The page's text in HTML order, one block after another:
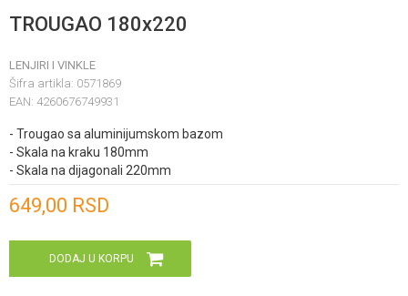
TROUGAO 180x220
LENJIRI I VINKLE
Šifra artikla: 0571869
EAN: 4260676749931
- Trougao sa aluminijumskom bazom
- Skala na kraku 180mm
- Skala na dijagonali 220mm
649,00 RSD
DODAJ U KORPU